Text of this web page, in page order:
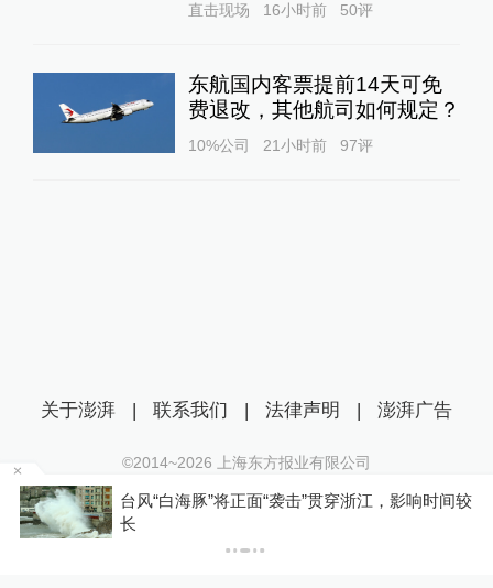
直击现场 16小时前 50评
东航国内客票提前14天可免
费退改，其他航司如何规定？
10%公司 21小时前 97评
白海豚”将正面“袭击”贯穿浙江，影响时间较
韩国足
关于澎湃 | 联系我们 | 法律声明 | 澎湃广告
©2014~2026 上海东方报业有限公司
沪ICP证：沪B2-20170116 | 沪ICP备14003370号
互联网新闻信息服务许可证：31120170006
沪公网安备 31010602000299号